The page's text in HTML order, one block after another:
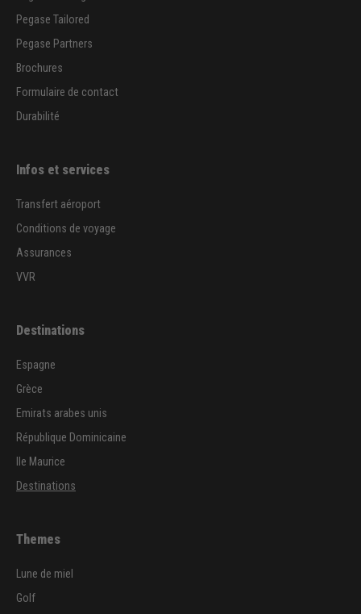
Pegase Tailored
Pegase Partners
Brochures
Formulaire de contact
Durabilité
Infos et services
Transfert aéroport
Conditions de voyage
Assurances
VVR
Destinations
Espagne
Grèce
Emirats arabes unis
République Dominicaine
Ile Maurice
Destinations
Themes
Lune de miel
Golf